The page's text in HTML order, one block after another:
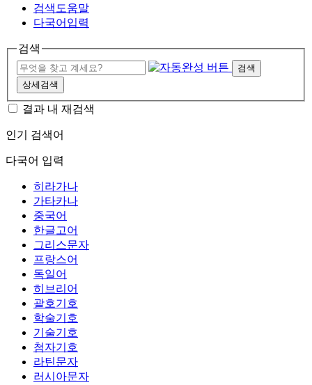
검색도움말
다국어입력
검색
검색
상세검색
결과 내 재검색
인기 검색어
다국어 입력
히라가나
가타카나
중국어
한글고어
그리스문자
프랑스어
독일어
히브리어
괄호기호
학술기호
기술기호
첨자기호
라틴문자
러시아문자